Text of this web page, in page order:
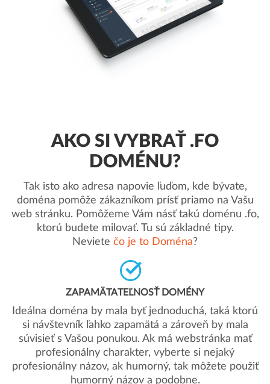
AKO SI VYBRAŤ .FO
DOMÉNU?
Tak isto ako adresa napovie ľuďom, kde bývate,
doména pomôže zákazníkom prísť priamo na Vašu
web stránku. Pomôžeme Vám násť takú doménu .fo,
ktorú budete milovať. Tu sú základné tipy.
Neviete čo je to Doména?
ZAPAMÄTATEĽNOSŤ DOMÉNY
Ideálna doména by mala byť jednoduchá, taká ktorú
si návštevník ľahko zapamätá a zároveň by mala
súvisieť s Vašou ponukou. Ak má webstránka mať
profesionálny charakter, vyberte si nejaký
profesionálny názov, ak humorný, tak môžete použiť
humorný názov a podobne.